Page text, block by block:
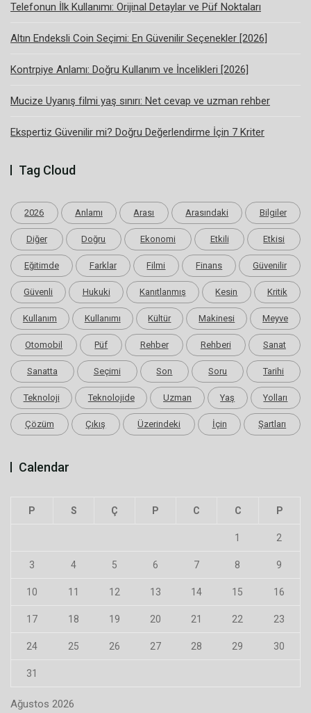
Telefonun İlk Kullanımı: Orijinal Detaylar ve Püf Noktaları
Altın Endeksli Coin Seçimi: En Güvenilir Seçenekler [2026]
Kontrpiye Anlamı: Doğru Kullanım ve İncelikleri [2026]
Mucize Uyanış filmi yaş sınırı: Net cevap ve uzman rehber
Ekspertiz Güvenilir mi? Doğru Değerlendirme İçin 7 Kriter
Tag Cloud
2026 Anlamı Arası Arasındaki Bilgiler
Diğer Doğru Ekonomi Etkili Etkisi
Eğitimde Farklar Filmi Finans Güvenilir
Güvenli Hukuki Kanıtlanmış Kesin Kritik
Kullanım Kullanımı Kültür Makinesi Meyve
Otomobil Püf Rehber Rehberi Sanat
Sanatta Seçimi Son Soru Tarihi
Teknoloji Teknolojide Uzman Yaş Yolları
Çözüm Çıkış Üzerindeki İçin Şartları
Calendar
Ağustos 2026
P S Ç P C C P
1 2
3 4 5 6 7 8 9
10 11 12 13 14 15 16
17 18 19 20 21 22 23
24 25 26 27 28 29 30
31